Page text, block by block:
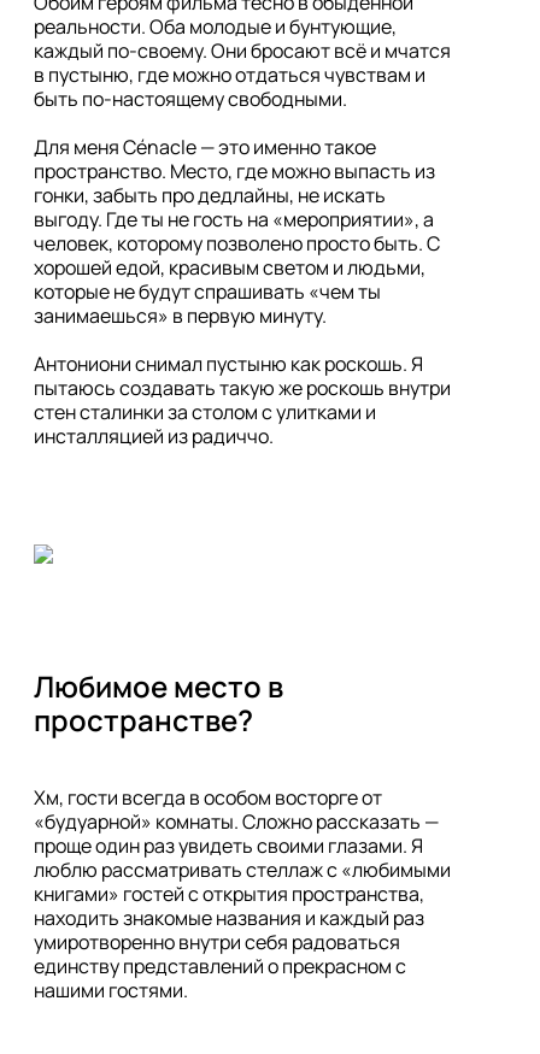
реальности. Оба молодые и бунтующие,
каждый по-своему. Они бросают всё и мчатся
в пустыню, где можно отдаться чувствам и
быть по-настоящему свободными.
Для меня Cénacle — это именно такое
пространство. Место, где можно выпасть из
гонки, забыть про дедлайны, не искать
выгоду. Где ты не гость на «мероприятии», а
человек, которому позволено просто быть. С
хорошей едой, красивым светом и людьми,
которые не будут спрашивать «чем ты
занимаешься» в первую минуту.
Антониони снимал пустыню как роскошь. Я
пытаюсь создавать такую же роскошь внутри
стен сталинки за столом с улитками и
инсталляцией из радиччо.
Любимое место в
пространстве?
Хм, гости всегда в особом восторге от
«будуарной» комнаты. Сложно рассказать —
проще один раз увидеть своими глазами. Я
люблю рассматривать стеллаж с «любимыми
книгами» гостей с открытия пространства,
находить знакомые названия и каждый раз
умиротворенно внутри себя радоваться
единству представлений о прекрасном с
нашими гостями.